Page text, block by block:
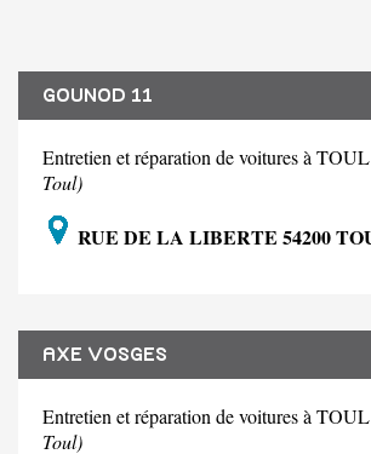
GOUNOD 11
Entretien et réparation de voitures à TOUL
Toul)
RUE DE LA LIBERTE 54200
AXE VOSGES
Entretien et réparation de voitures à TOUL
Toul)